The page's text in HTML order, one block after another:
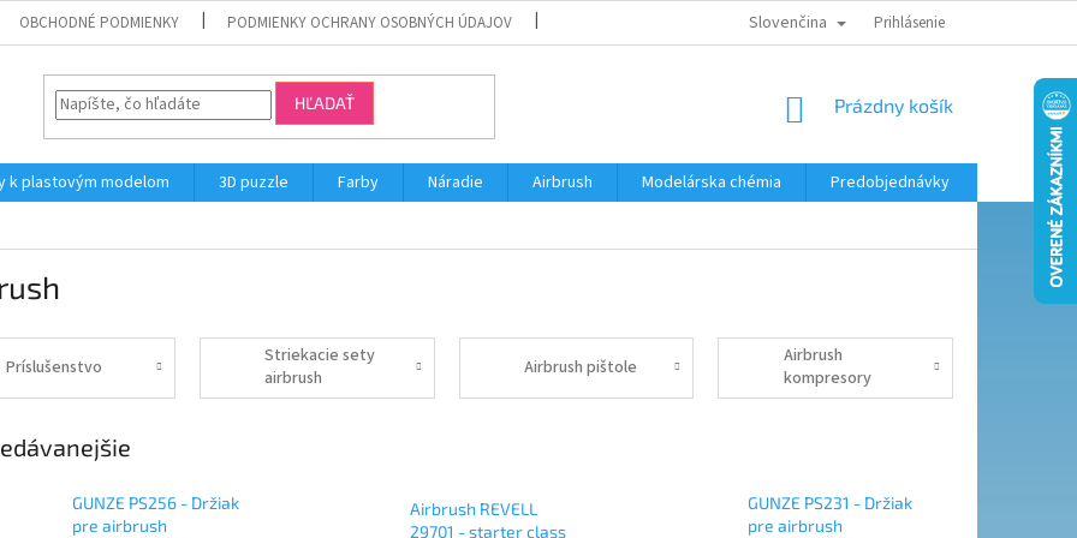
OBCHODNÉ PODMIENKY PODMIENKY OCHRANY OSOBNÝCH ÚDAJOV MODELÁRSKY KRÚŽOK
Slovenčina Prihlásenie
HĽADAŤ
NÁKUPNÝ
Prázdny košík
k plastovým modelom 3D puzzle Farby Náradie Airbrush Modelárska chémia
Predobjednávky
Príslušenstvo
Striekacie sety
airbrush
Airbrush pištole
Airbrush
kompresory
GUNZE PS256 - Držiak
pre airbrush
Airbrush REVELL
29701 - starter class
GUNZE PS231 - Držiak
pre airbrush